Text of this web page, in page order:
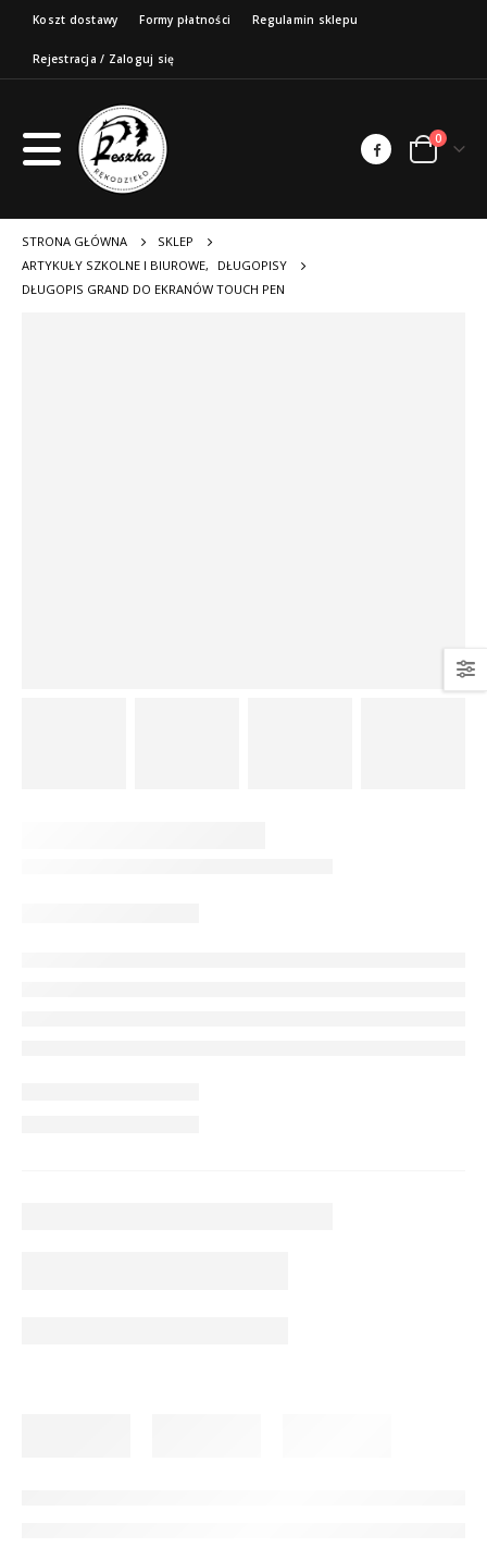
Koszt dostawy Formy płatności Regulamin sklepu
Rejestracja / Zaloguj się
0
STRONA GŁÓWNA
SKLEP
ARTYKUŁY SZKOLNE I BIUROWE,
DŁUGOPISY
DŁUGOPIS GRAND DO EKRANÓW TOUCH PEN